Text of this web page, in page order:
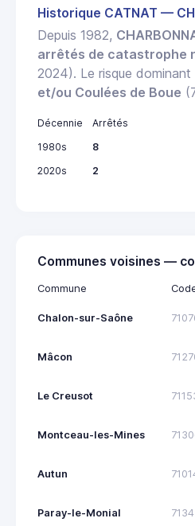
Historique CATNAT —
Depuis 1982,
arrêtés de catastrophe
2024). Le risque dominant
et/ou Coulées de Boue
Décennie
Arrêtés
1980s
8
2020s
2
Communes voisines —
Commune
Chalon-sur-Saône
Mâcon
Le Creusot
Montceau-les-Mines
Autun
Paray-le-Monial